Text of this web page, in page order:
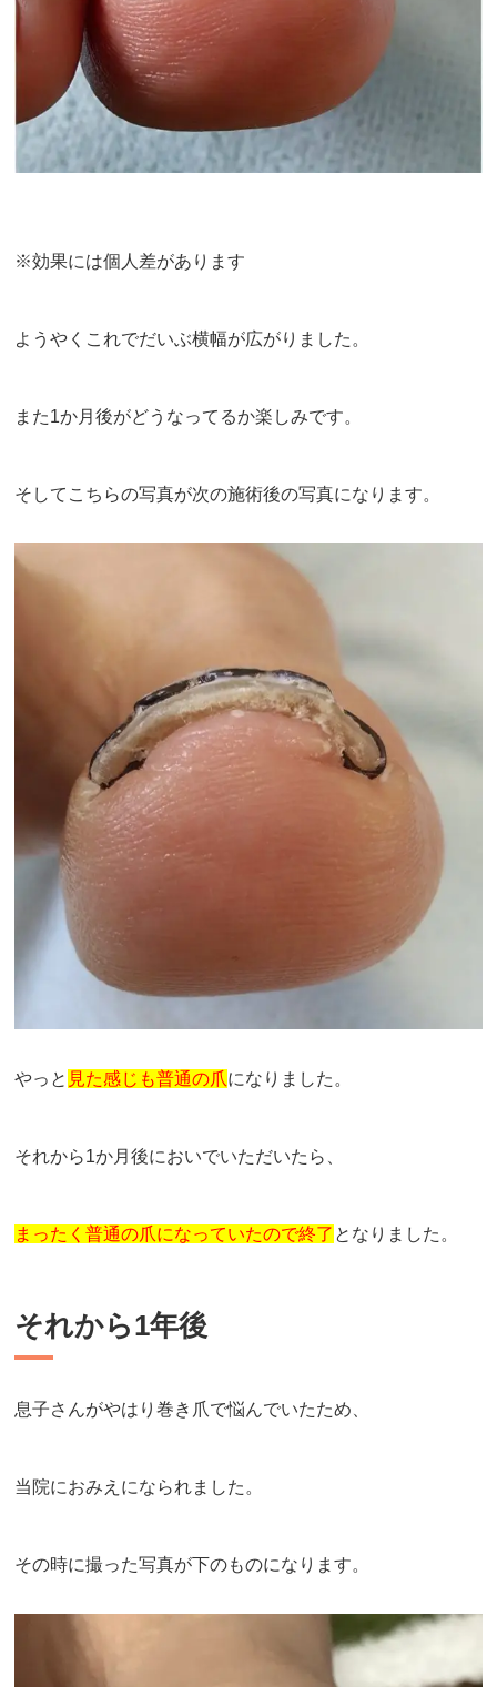
※効果には個人差があります
ようやくこれでだいぶ横幅が広がりました。
また1か月後がどうなってるか楽しみです。
そしてこちらの写真が次の施術後の写真になります。
やっと 見た感じも普通の爪になりました。
それから1か月後においでいただいたら、
まったく普通の爪になっていたので終了 となりました。
それから1年後
息子さんがやはり巻き爪で悩んでいたため、
当院におみえになられました。
その時に撮った写真が下のものになります。